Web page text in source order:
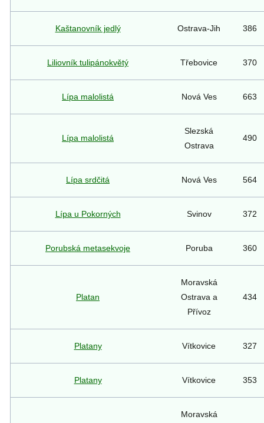
Kaštanovník jedlý Ostrava-Jih 386
Liliovník tulipánokvětý Třebovice 370
Lípa malolistá Nová Ves 663
Lípa malolistá
Slezská
Ostrava
490
Lípa srdčitá Nová Ves 564
Lípa u Pokorných Svinov 372
Porubská metasekvoje Poruba 360
Platan
Moravská
Ostrava a
Přívoz
434
Platany Vítkovice 327
Platany Vítkovice 353
Moravská